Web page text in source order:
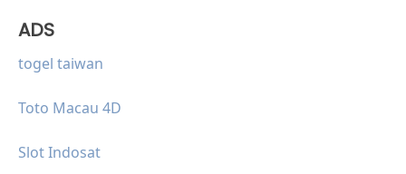
ADS
togel taiwan
Toto Macau 4D
Slot Indosat